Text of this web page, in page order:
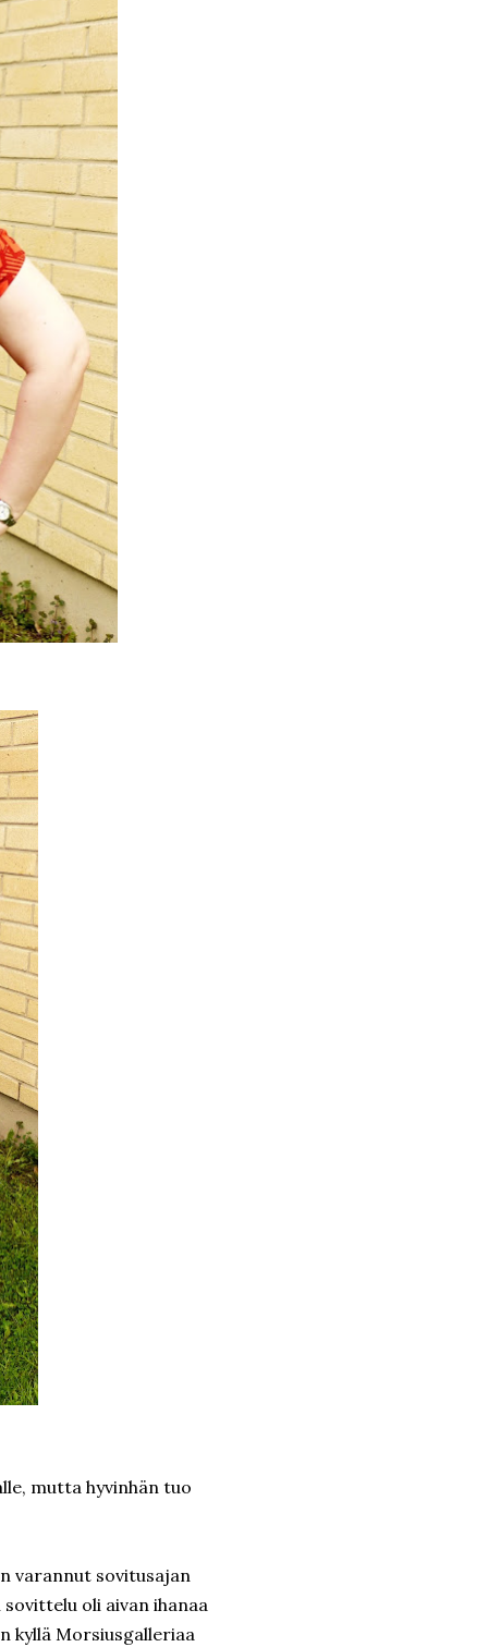
mutta hyvinhän tuo
varannut sovitusajan
oli aivan ihanaa
kyllä Morsiusgalleriaa